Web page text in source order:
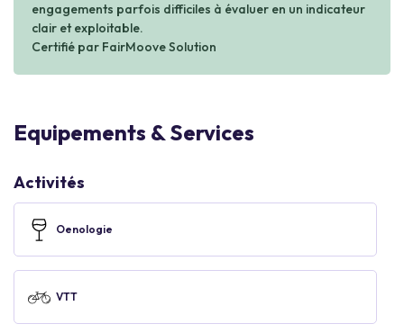
engagements parfois difficiles à évaluer en un indicateur
clair et exploitable.
Certifié par FairMoove Solution
Equipements & Services
Activités
Oenologie
VTT